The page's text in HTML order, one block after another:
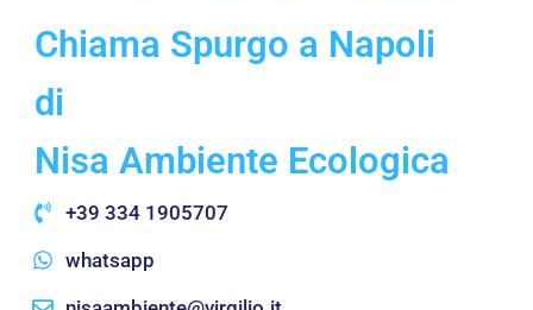
Chiama Spurgo a Napoli
di
Nisa Ambiente Ecologica
+39 334 1905707
whatsapp